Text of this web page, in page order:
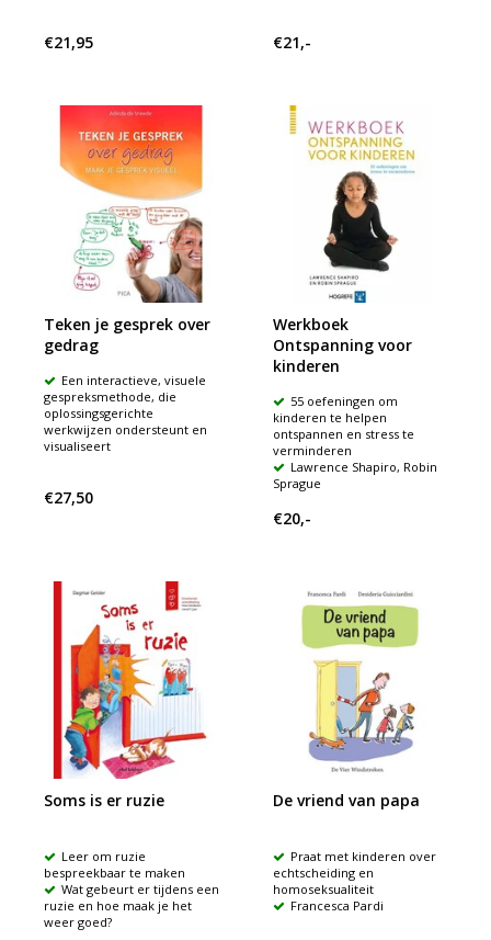
€21,95 €21,-
Teken je gesprek over
gedrag
Een interactieve, visuele
gespreksmethode, die
oplossingsgerichte
werkwijzen ondersteunt en
visualiseert
€27,50
Werkboek
Ontspanning voor
kinderen
55 oefeningen om
kinderen te helpen
ontspannen en stress te
verminderen
Lawrence Shapiro, Robin
Sprague
€20,-
Soms is er ruzie
Leer om ruzie
bespreekbaar te maken
Wat gebeurt er tijdens een
ruzie en hoe maak je het
weer goed?
De vriend van papa
Praat met kinderen over
echtscheiding en
homoseksualiteit
Francesca Pardi